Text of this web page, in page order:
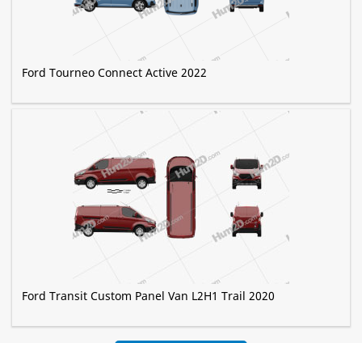
Ford Tourneo Connect Active 2022
Ford Transit Custom Panel Van L2H1 Trail 2020